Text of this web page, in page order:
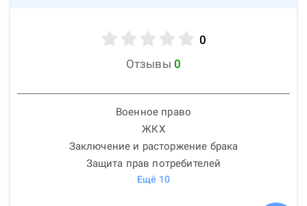
0
Отзывы 0
Военное право
ЖКХ
Заключение и расторжение брака
Защита прав потребителей
Ещё 10